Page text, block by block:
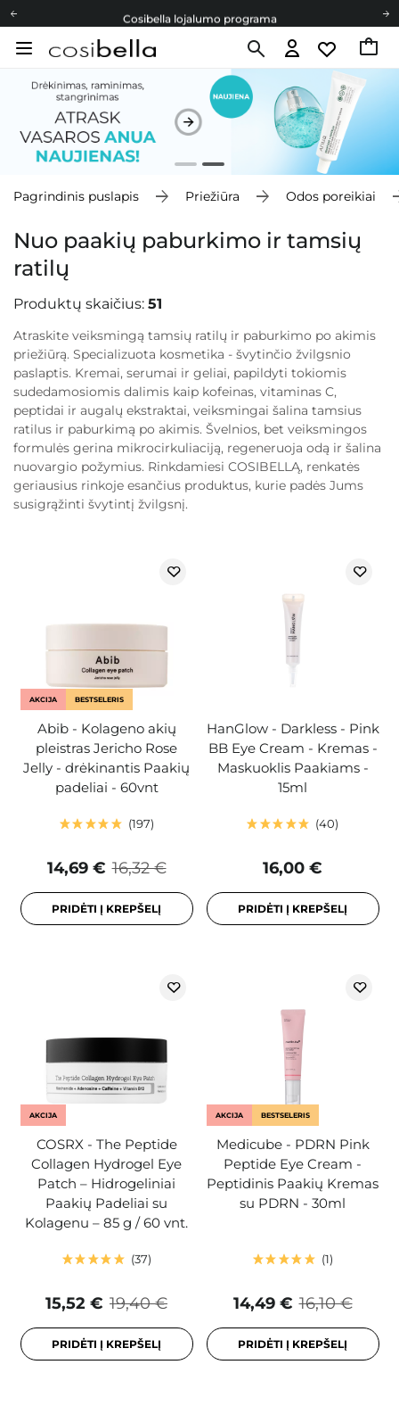
Cosibella lojalumo programa
Nemokamas pristatymas nuo 40,00 €
Cosibella lojalumo programa
Nemokamas pristatymas nuo 40,00 €
Dovanų Kortelės
Pagrindinis puslapis Priežiūra Odos poreikiai
Nuo paakių paburkimo ir tamsių
ratilų
Produktų skaičius: 51
Atraskite veiksmingą tamsių ratilų ir paburkimo po akimis
priežiūrą. Specializuota kosmetika - švytinčio žvilgsnio
paslaptis. Kremai, serumai ir geliai, papildyti tokiomis
sudedamosiomis dalimis kaip kofeinas, vitaminas C,
peptidai ir augalų ekstraktai, veiksmingai šalina tamsius
ratilus ir paburkimą po akimis. Švelnios, bet veiksmingos
formulės gerina mikrocirkuliaciją, regeneruoja odą ir šalina
nuovargio požymius. Rinkdamiesi COSIBELLĄ, renkatės
geriausius rinkoje esančius produktus, kurie padės Jums
susigrąžinti švytintį žvilgsnį.
AKCIJA BESTSELERIS
Abib - Kolageno akių
pleistras Jericho Rose
Jelly - drėkinantis Paakių
padeliai - 60vnt
197
16,32 €
14,69 €
PRIDĖTI Į KREPŠELĮ
HanGlow - Darkless - Pink
BB Eye Cream - Kremas -
Maskuoklis Paakiams -
15ml
40
16,00 €
PRIDĖTI Į KREPŠELĮ
AKCIJA
COSRX - The Peptide
Collagen Hydrogel Eye
Patch – Hidrogeliniai
Paakių Padeliai su
Kolagenu – 85 g / 60 vnt.
37
19,40 €
15,52 €
PRIDĖTI Į KREPŠELĮ
AKCIJA BESTSELERIS
Medicube - PDRN Pink
Peptide Eye Cream -
Peptidinis Paakių Kremas
su PDRN - 30ml
1
16,10 €
14,49 €
PRIDĖTI Į KREPŠELĮ